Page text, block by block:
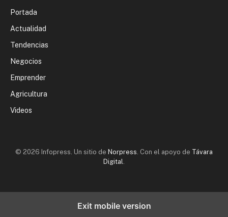
Portada
Actualidad
Tendencias
Negocios
Emprender
Agricultura
Videos
© 2026 Infopress. Un sitio de Norpress . Con el apoyo de Távara
Digital
Exit mobile version